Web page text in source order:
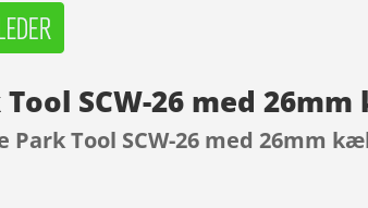
SCW-26 med
Park Tool SCW-26 med 26mm